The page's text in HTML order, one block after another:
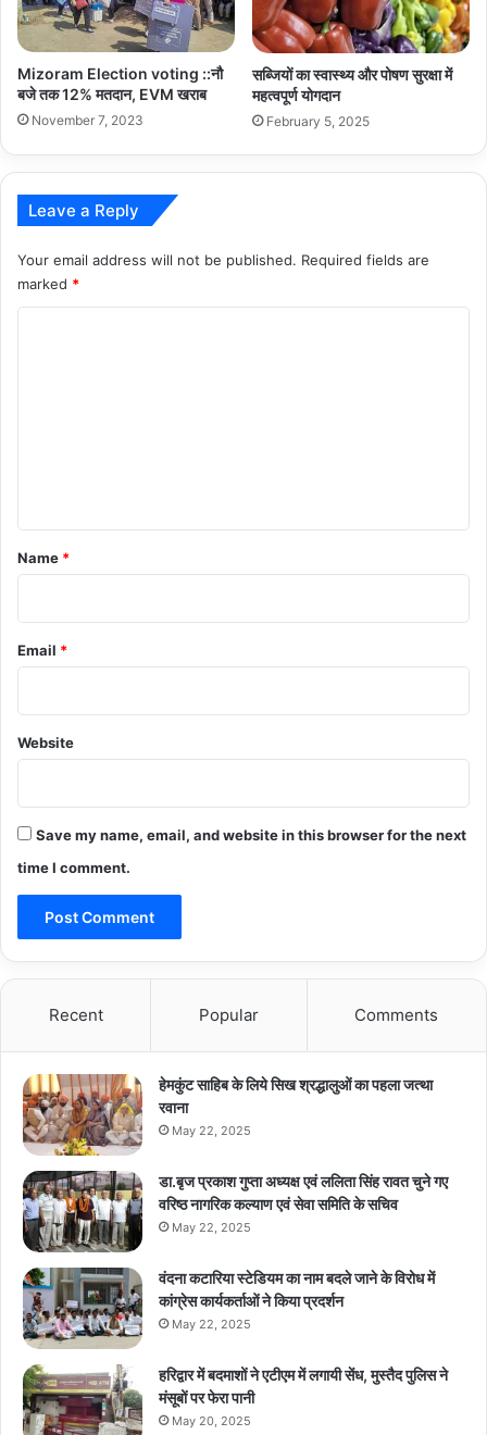
Mizoram Election voting ::नौ
बजे तक 12% मतदान, EVM खराब
November 7, 2023
सब्जियों का स्वास्थ्य और पोषण सुरक्षा में
महत्वपूर्ण योगदान
February 5, 2025
Leave a Reply
Your email address will not be published. Required fields are
marked *
*
Name *
Email *
Website
Save my name, email, and website in this browser for the next
time I comment.
Recent Popular Comments
हेमकुंट साहिब के लिये सिख श्रद्धालुओं का पहला जत्था
रवाना
May 22, 2025
डा.बृज प्रकाश गुप्ता अध्यक्ष एवं ललिता सिंह रावत चुने गए
वरिष्ठ नागरिक कल्याण एवं सेवा समिति के सचिव
May 22, 2025
वंदना कटारिया स्टेडियम का नाम बदले जाने के विरोध में
कांग्रेस कार्यकर्ताओं ने किया प्रदर्शन
May 22, 2025
हरिद्वार में बदमाशों ने एटीएम में लगायी सेंध, मुस्तैद पुलिस ने
मंसूबों पर फेरा पानी
May 20, 2025